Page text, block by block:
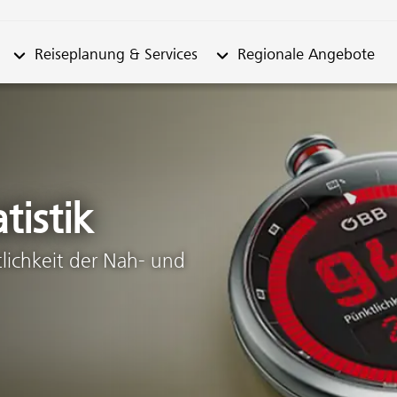
"Fahrplan"
Untermenü von "Reiseplanung & Services"
Reiseplanung & Services Untermenü von "Regionale
Regionale Angebote
der Nah- und